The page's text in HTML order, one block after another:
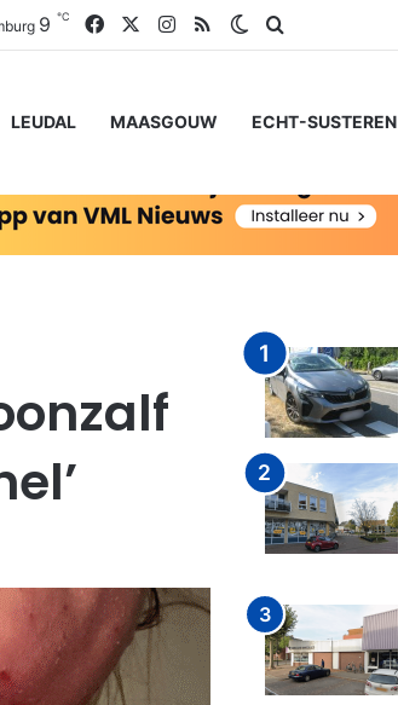
9 ℃ FacebookInstagram
RSSSwitch skin
LEUDAL MAASGOUW ECHT-SUSTEREN